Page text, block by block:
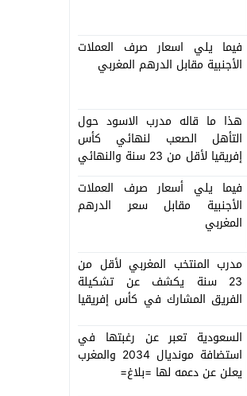
فيما يلي اسعار صرف العملات
الأجنبية مقابل الدرهم المغربي
هذا ما قاله مدرب الاسود حول
التأهل الصعب لنهائي كأس
إفريقيا لأقل من 23 سنة والنهائي
فيما يلي أسعار صرف العملات
الأجنبية مقابل سعر الدرهم
المغربي
مدرب المنتخب المغربي لأقل من
23 سنة يكشف عن تشكيلة
الفريق المشارك في كأس إفريقيا
السعودية تعبر عن رغبتها في
استضافة مونديال 2034 والمغرب
يعلن عن دعمه لها =بلاغ=